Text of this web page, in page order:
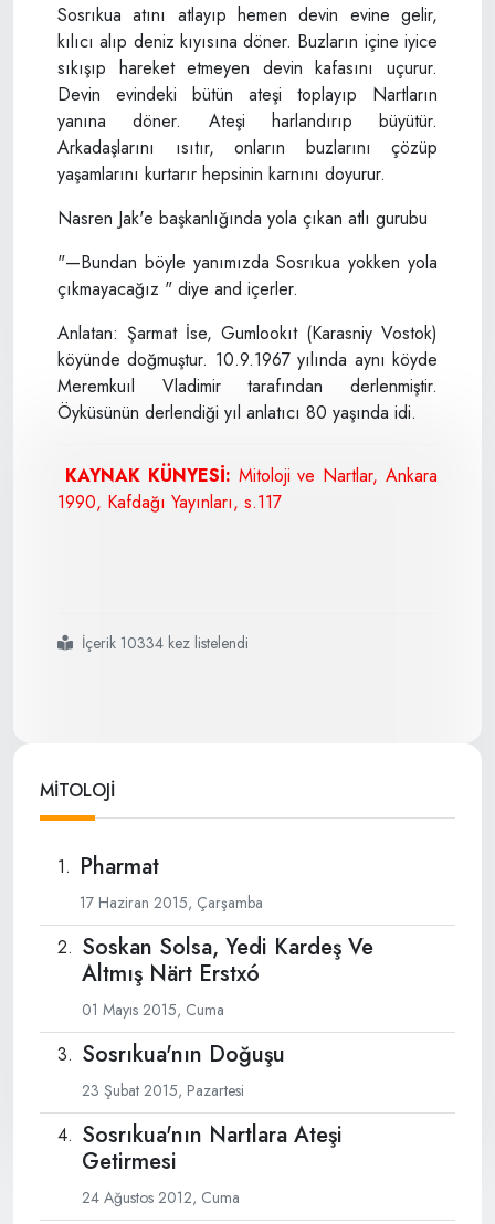
Sosrıkua atını atlayıp hemen devin evine gelir,
kılıcı alıp deniz kıyısına döner. Buzların içine iyice
sıkışıp hareket etmeyen devin kafasını uçurur.
Devin evindeki bütün ateşi toplayıp Nartların
yanına döner. Ateşi harlandırıp büyütür.
Arkadaşlarını ısıtır, onların buzlarını çözüp
yaşamlarını kurtarır hepsinin karnını doyurur.
Nasren Jak'e başkanlığında yola çıkan atlı gurubu
"—Bundan böyle yanımızda Sosrıkua yokken yola
çıkmayacağız " diye and içerler.
Anlatan: Şarmat İse, Gumlookıt (Karasniy Vostok)
köyünde doğmuştur. 10.9.1967 yılında aynı köyde
Meremkuıl Vladimir tarafından derlenmiştir.
Öyküsünün derlendiği yıl anlatıcı 80 yaşında idi.
KAYNAK KÜNYESİ: Mitoloji ve Nartlar, Ankara
1990, Kafdağı Yayınları, s.117
#sosrıkuanın
#nartlara
#ateşi
#getirmesi
İçerik 10334 kez listelendi
MİTOLOJİ
Pharmat
17 Haziran 2015, Çarşamba
Soskan Solsa, Yedi Kardeş Ve
Altmış Närt Erstxó
01 Mayıs 2015, Cuma
Sosrıkua'nın Doğuşu
23 Şubat 2015, Pazartesi
Sosrıkua'nın Nartlara Ateşi
Getirmesi
24 Ağustos 2012, Cuma